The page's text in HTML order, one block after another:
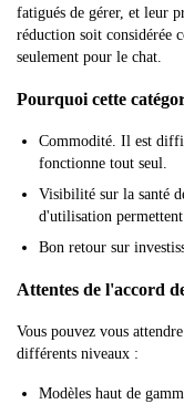
fatigués de gérer, et leur
réduction soit considérée
seulement pour le chat.
Pourquoi cette
Commodité. Il est
fonctionne tout seul.
Visibilité sur la santé
d'utilisation permettent
Bon retour sur
Attentes de l'accord
Vous pouvez vous
différents niveaux :
Modèles haut de